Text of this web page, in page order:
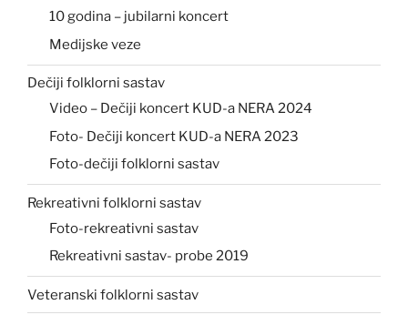
10 godina – jubilarni koncert
Medijske veze
Dečiji folklorni sastav
Video – Dečiji koncert KUD-a NERA 2024
Foto- Dečiji koncert KUD-a NERA 2023
Foto-dečiji folklorni sastav
Rekreativni folklorni sastav
Foto-rekreativni sastav
Rekreativni sastav- probe 2019
Veteranski folklorni sastav